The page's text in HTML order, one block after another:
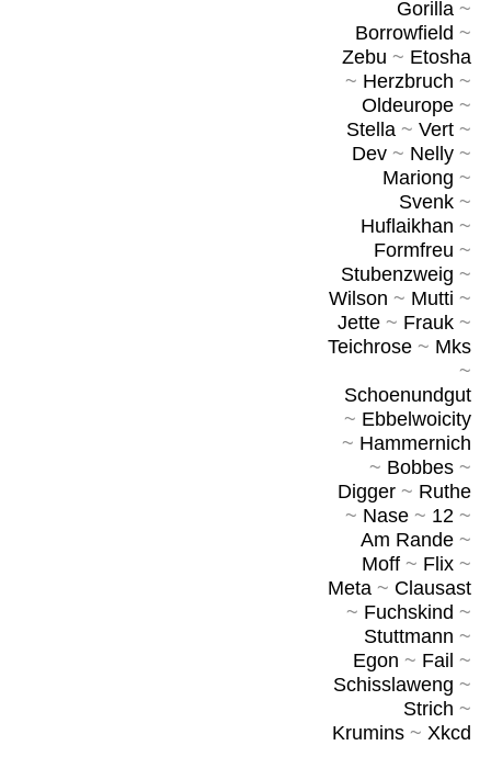
Gorilla~
Borrowfield ~
Zebu ~ Etosha
~ Herzbruch ~
Oldeurope~
Stella~ Vert~
Dev~ Nelly~
Mariong ~
Svenk~
Huflaikhan ~
Formfreu ~
Stubenzweig ~
Wilson ~ Mutti ~
Jette~ Frauk~
Teichrose~ Mks
~
Schoenundgut
~ Ebbelwoicity
~ Hammernich
~ Bobbes~
Digger~ Ruthe
~ Nase~ 12~
Am Rande~
Moff~ Flix~
Meta~ Clausast
~ Fuchskind ~
Stuttmann ~
Egon ~ Fail ~
Schisslaweng ~
Strich ~
Krumins~ Xkcd